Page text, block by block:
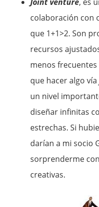
colaboración con
que 1+1>2. Son
recursos
menos
que hacer algo vía
un nivel
diseñar infinitas
estrechas. Si
darían a mi socio
sorprenderme
creativas.